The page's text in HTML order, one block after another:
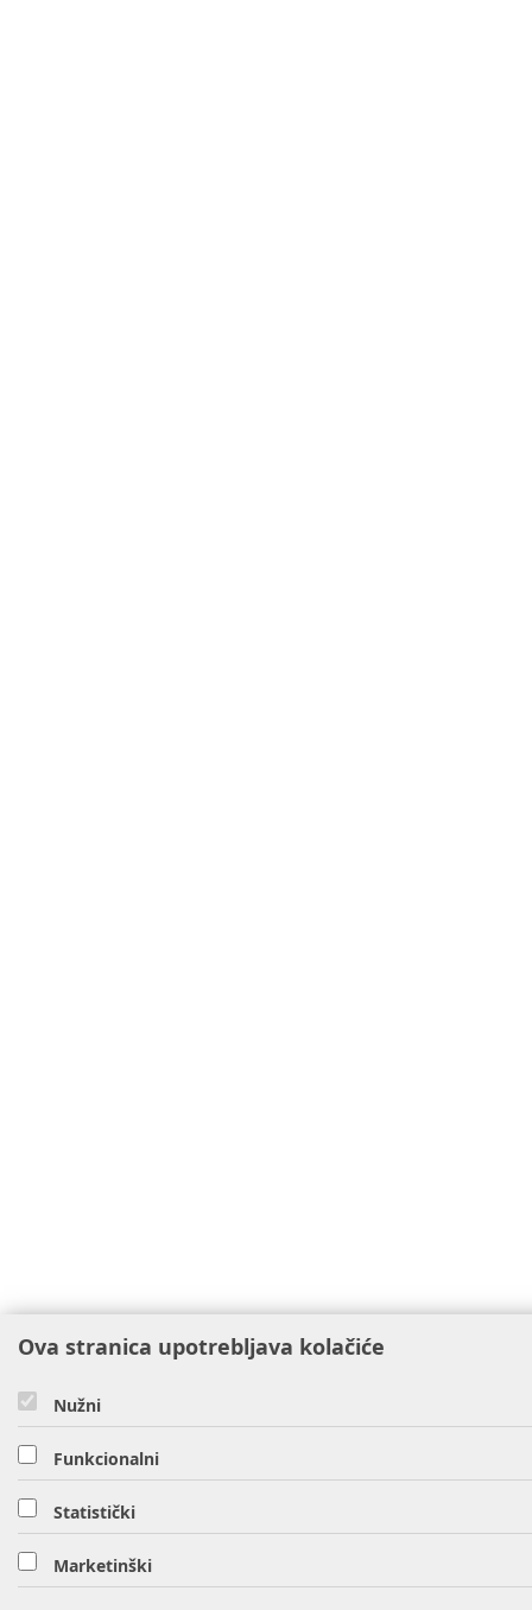
Ova stranica upotrebljava kolačiće
Nužni
Funkcionalni
Statistički
Marketinški